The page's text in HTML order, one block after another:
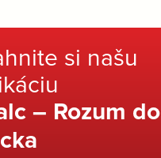
si našu
– Rozum do